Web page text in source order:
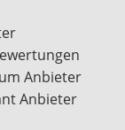
Anbieter
Anbieter